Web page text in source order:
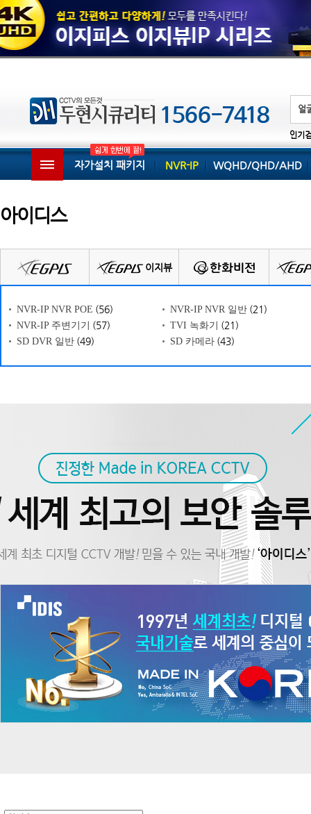
인기
자가설치 패키지 NVR-IP WQHD/QHD/AHD
아이디스
이지뷰
NVR-IP NVR POE (56) NVR-IP NVR 일반 (21)
NVR-IP 주변기기 (57) TVI 녹화기 (21)
SD DVR 일반 (49) SD 카메라 (43)